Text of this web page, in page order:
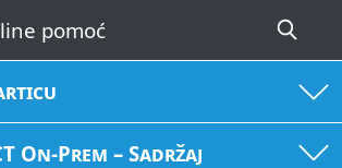
On-Prem – Sadržaj